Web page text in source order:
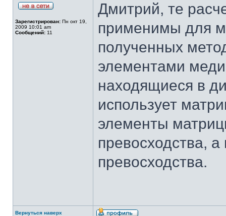
Зарегистрирован: Пн окт 19,
2009 10:01 am
Сообщений: 11
Дмитрий, те
применимы для
полученных
элементами
находящиеся в
использует
элементы
превосходства,
превосходства.
Вернуться наверх